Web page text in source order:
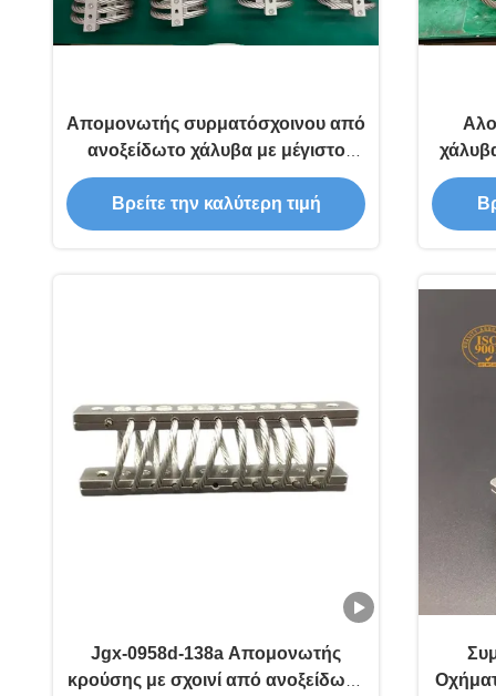
Απομονωτής συρματόσχοινου από
ανοξείδωτο χάλυβα με μέγιστο
στατικό φορτίο 370 κιλών για
απόσβεση κραδασμών και
δονήσεων στη θάλασσα
Βρείτε την καλύτερη τιμή
με
και
Jgx-0958d-138a Απομονωτής
κρούσης με σχοινί από ανοξείδωτο